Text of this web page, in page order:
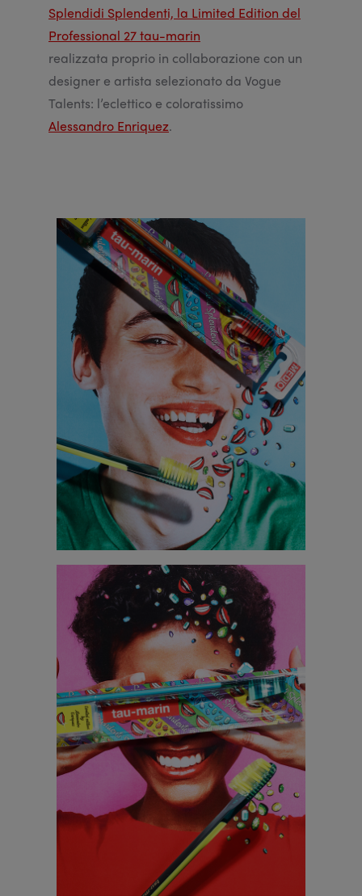
Splendidi Splendenti, la Limited Edition del
Professional 27 tau-marin
realizzata proprio in collaborazione con un
designer e artista selezionato da Vogue
Talents: l’eclettico e coloratissimo
Alessandro Enriquez.